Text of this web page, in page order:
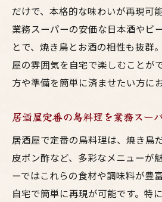
だけで、本格的な味わいが再現可
業務スーパーの安価な日本酒やビ
とで、焼き鳥とお酒の相性も抜群
屋の雰囲気を自宅で楽しむことが
方や準備を簡単に済ませたい方に
居酒屋定番の鳥料理を業務スー
居酒屋で定番の鳥料理は、焼き鳥
皮ポン酢など、多彩なメニューが
ーではこれらの食材や調味料が豊
自宅で簡単に再現が可能です。特